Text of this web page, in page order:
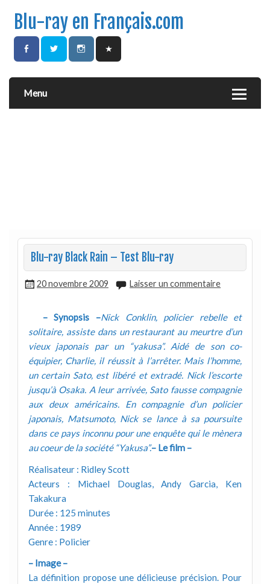
Blu-ray en Français.com
Menu
Blu-ray Black Rain – Test Blu-ray
20 novembre 2009 Laisser un commentaire
– Synopsis –Nick Conklin, policier rebelle et
solitaire, assiste dans un restaurant au meurtre d’un
vieux japonais par un “yakusa”. Aidé de son co-
équipier, Charlie, il réussit à l’arrêter. Mais l’homme,
un certain Sato, est libéré et extradé. Nick l’escorte
jusqu’à Osaka. A leur arrivée, Sato fausse compagnie
aux deux américains. En compagnie d’un policier
japonais, Matsumoto, Nick se lance à sa poursuite
dans ce pays inconnu pour une enquête qui le mènera
au coeur de la société “Yakusa”.– Le film –
Réalisateur : Ridley Scott
Acteurs : Michael Douglas, Andy Garcia, Ken
Takakura
Durée : 125 minutes
Année : 1989
Genre : Policier
– Image –
La définition propose une délicieuse précision. Pour